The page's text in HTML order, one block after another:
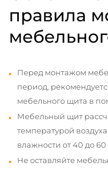
правила
Перед монтажом
период,
мебельного щита в
Мебельный щит
температурой
влажности от 40 до 60
Не оставляйте